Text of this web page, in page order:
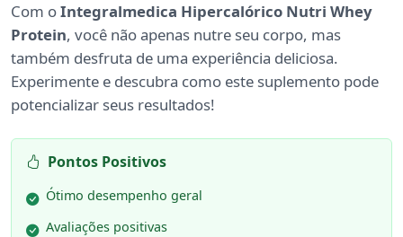
Com oIntegralmedica Hipercalórico Nutri Whey
Protein, você não apenas nutre seu corpo, mas
também desfruta de uma experiência deliciosa.
Experimente e descubra como este suplemento pode
potencializar seus resultados!
Pontos Positivos
Ótimo desempenho geral
Avaliações positivas